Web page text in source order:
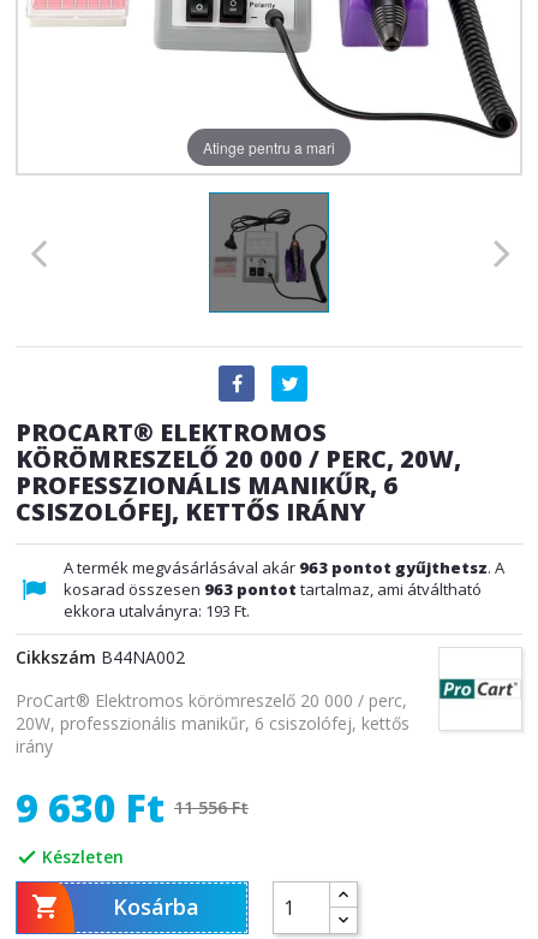
Atinge pentru a mari
PROCART® ELEKTROMOS
KÖRÖMRESZELŐ 20 000 / PERC, 20W,
PROFESSZIONÁLIS MANIKŰR, 6
CSISZOLÓFEJ, KETTŐS IRÁNY
A termék megvásárlásával akár 963 pontot gyűjthetsz. A
kosarad összesen 963 pontot tartalmaz, ami átváltható
ekkora utalványra: 193 Ft.
Cikkszám B44NA002
ProCart® Elektromos körömreszelő 20 000 / perc,
20W, professzionális manikűr, 6 csiszolófej, kettős
irány
9 630 Ft 11 556 Ft
 Készleten
 Kosárba